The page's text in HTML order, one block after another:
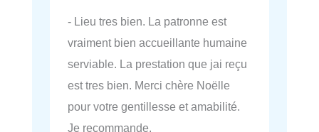
- Lieu tres bien. La patronne est
vraiment bien accueillante humaine
serviable. La prestation que jai reçu
est tres bien. Merci chère Noëlle
pour votre gentillesse et amabilité.
Je recommande.